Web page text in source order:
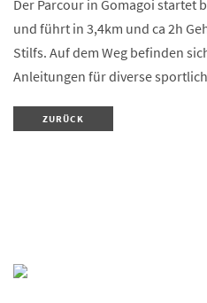
Der Parcour in Gomagoi startet
und führt in 3,4km und ca 2h
Stilfs. Auf dem Weg befinden
Anleitungen für diverse
ZURÜCK